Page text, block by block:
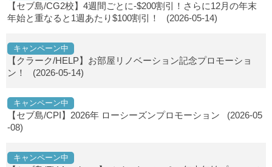
【セブ島/CG2校】4週間ごとに-$200割引！さらに12月の年末
年始と重なると1週あたり$100割引！
(2026-05-14)
キャンペーン中
【クラーク/HELP】お部屋リノベーション記念プロモーショ
ン！
(2026-05-14)
キャンペーン中
【セブ島/CPI】2026年 ローシーズンプロモーション (2026-05
-08)
キャンペーン中